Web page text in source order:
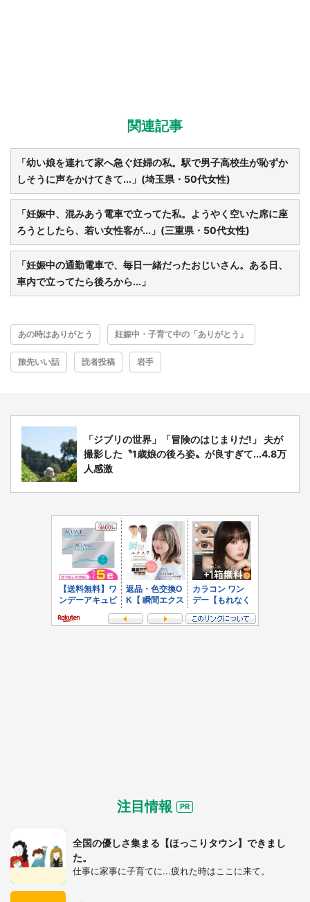
選択する
関連記事
「幼い娘を連れて家へ急ぐ妊婦の私。駅で男子高校生が恥ずか
しそうに声をかけてきて...」(埼玉県・50代女性)
「妊娠中、混みあう電車で立ってた私。ようやく空いた席に座
ろうとしたら、若い女性客が...」(三重県・50代女性)
「妊娠中の通勤電車で、毎日一緒だったおじいさん。ある日、
車内で立ってたら後ろから...」
あの時はありがとう 妊娠中・子育て中の「ありがとう」
旅先いい話 読者投稿 岩手
「ジブリの世界」「冒険のはじまりだ!」 夫が
撮影した〝1歳娘の後ろ姿〟が良すぎて...4.8万
人感激
注目情報
全国の優しさ集まる【ほっこりタウン】できまし
た。
仕事に家事に子育てに...疲れた時はここに来て。